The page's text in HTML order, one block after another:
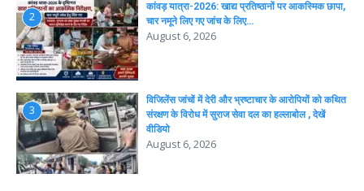
2
कांवड़ यात्रा-2026: खाद्य प्रतिष्ठानों पर आकस्मिक छापा,
चार नमूने लिए गए जांच के लिए…
August 6, 2026
3
विजिलेंस जांचों में देरी और भ्रष्टाचार के आरोपियों को कथित
संरक्षण के विरोध में सुराज सेवा दल का हल्लाबोल , देखें
वीडियो
August 6, 2026